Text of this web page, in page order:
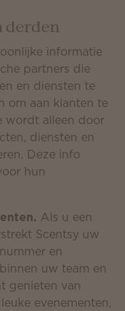
derden
informatie
partners die
en diensten te
om aan klanten te
wordt alleen door
diensten en
Deze info
hun
Als u een
Scentsy uw
en
uw team en
genieten van
evenementen,